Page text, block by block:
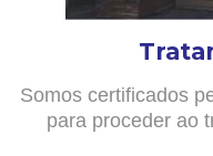
Somos certificados
para proceder ao